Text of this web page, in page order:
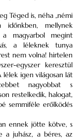
Téged is, néha „némi
mellynek
magyarbol megint
, a léleknek tunya
nem volna! hirtelen
egyszer keresztül
lélek igen világosan lát
nagyobbat s
restelkedik, halogat,
semmiféle erőlködés
ennek jötte kötve, s
a juhász, a béres, az